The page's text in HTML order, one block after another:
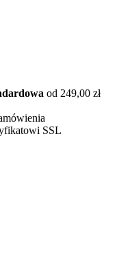
od 249,00 zł
SSL